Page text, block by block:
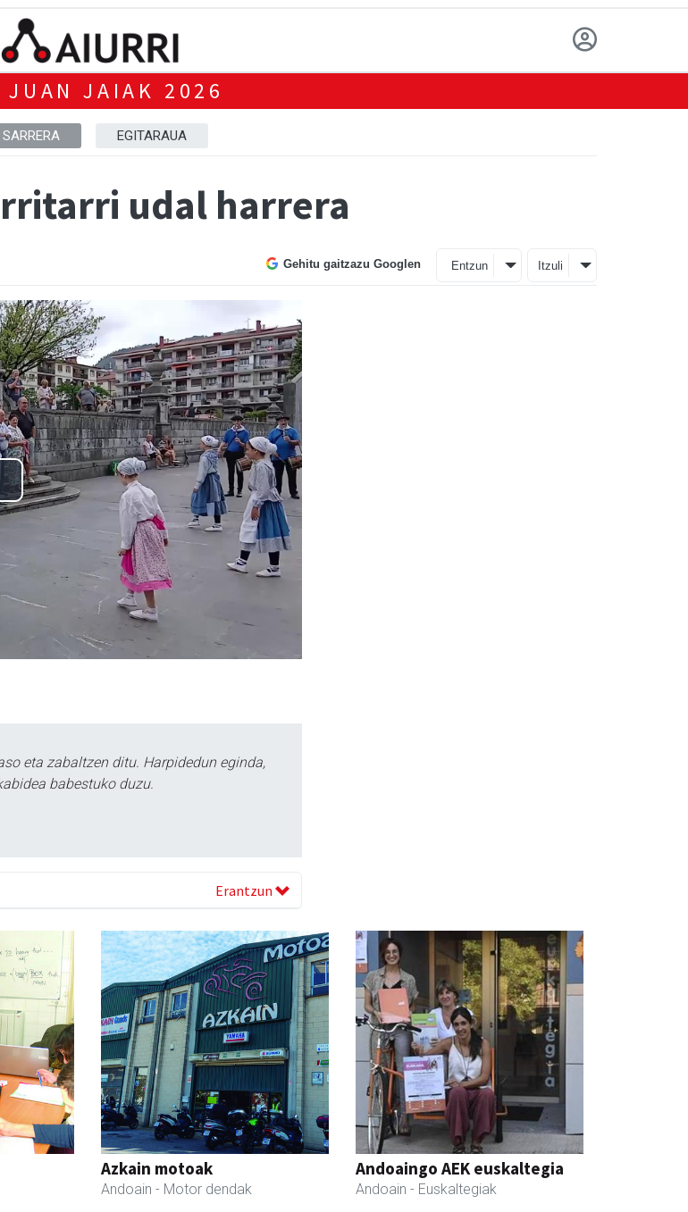
JUAN JAIAK 2026
SARRERA EGITARAUA
udal harrera
Gehitu gaitzazu Googlen Entzun Itzuli
eta zabaltzen ditu. Harpidedun eginda,
babestuko duzu.
Erantzun
Azkain motoak
Andoain - Motor dendak
Andoaingo AEK euskaltegia
Andoain - Euskaltegiak